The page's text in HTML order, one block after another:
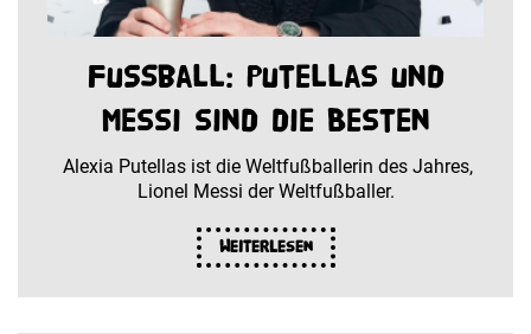
Fußball: Putellas und
Messi sind die Besten
Alexia Putellas ist die Weltfußballerin des Jahres,
Lionel Messi der Weltfußballer.
Weiterlesen